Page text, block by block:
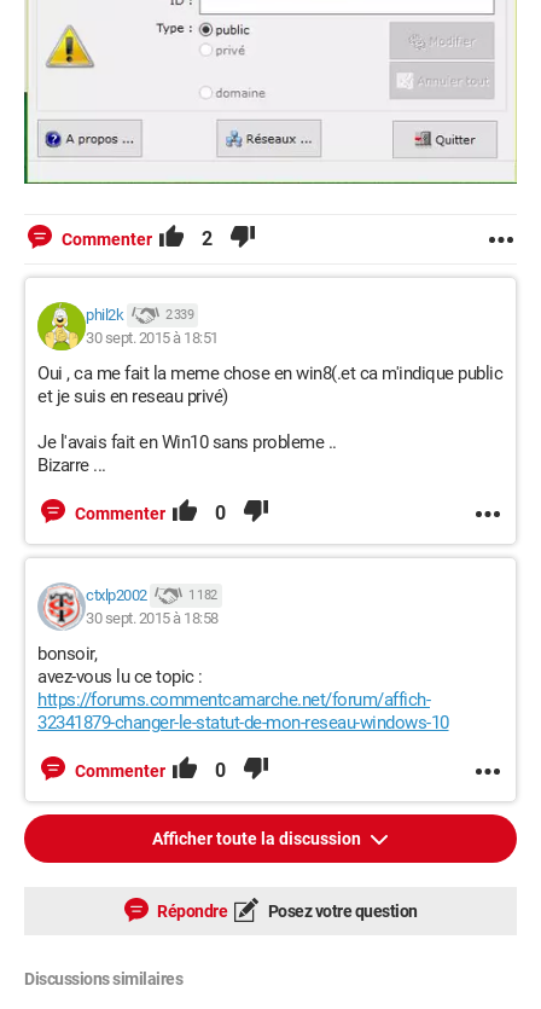
Commenter 2
phil2k 2 339
30 sept. 2015 à 18:51
Oui , ca me fait la meme chose en win8(.et ca m'indique public
et je suis en reseau privé)
Je l'avais fait en Win10 sans probleme ..
Bizarre ...
Commenter 0
ctxlp2002 1 182
30 sept. 2015 à 18:58
bonsoir,
avez-vous lu ce topic :
https://forums.commentcamarche.net/forum/affich-
32341879-changer-le-statut-de-mon-reseau-windows-10
Commenter 0
Afficher toute la discussion
Répondre Posez votre question
Discussions similaires